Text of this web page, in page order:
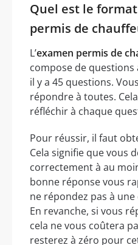
Quel est le format
permis de
L’examen permis de
compose de
il y a 45 questions.
répondre à toutes.
réfléchir à chaque
Pour réussir, il faut
Cela signifie que vous
correctement à au
bonne réponse vous
ne répondez pas à
En revanche, si vous
cela ne vous coûtera
resterez à zéro pour